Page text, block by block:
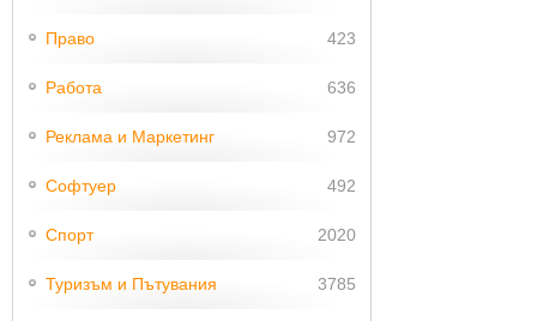
Право 423
Работа 636
Реклама и Маркетинг 972
Софтуер 492
Спорт 2020
Туризъм и Пътувания 3785